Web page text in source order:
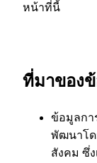
หน้าที่นี้
ที่มาของ
ข้อมูลกา
พัฒนาโด
สังคม ซึ่ง